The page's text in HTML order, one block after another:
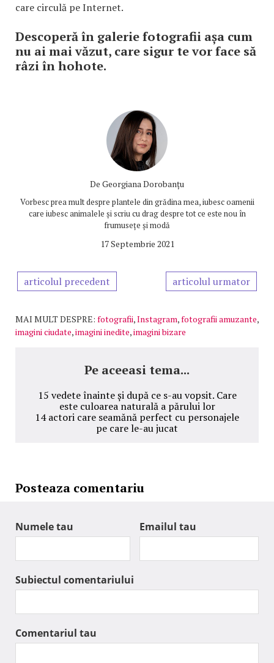
care circulă pe Internet.
Descoperă în galerie fotografii așa cum
nu ai mai văzut, care sigur te vor face să
râzi în hohote.
De Georgiana Dorobanțu
Vorbesc prea mult despre plantele din grădina mea, iubesc oamenii
care iubesc animalele și scriu cu drag despre tot ce este nou în
frumusețe și modă
17 Septembrie 2021
articolul precedent articolul urmator
MAI MULT DESPRE: fotografii,Instagram,fotografii amuzante,
imagini ciudate,imagini inedite,imagini bizare
Pe aceeasi tema...
15 vedete înainte și după ce s-au vopsit. Care
este culoarea naturală a părului lor
14 actori care seamănă perfect cu personajele
pe care le-au jucat
Posteaza comentariu
Numele tau Emailul tau
Subiectul comentariului
Comentariul tau